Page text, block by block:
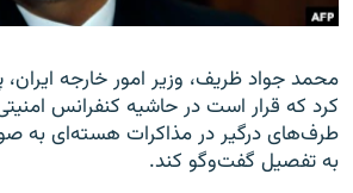
محمد جواد ظريف، وزير امور خارجه
کرد که قرار است در حاشيه کنفرانس
طرف‌های درگير در مذاکرات هسته‌ای به
به تفصيل گفت‌وگو کند.